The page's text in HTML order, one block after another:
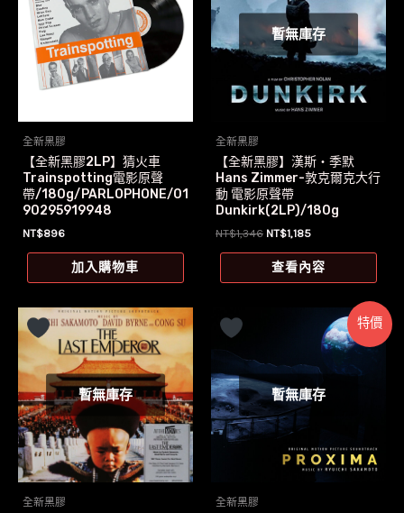
全新黑膠
【全新黑膠2LP】猜火車
Trainspotting電影原聲
帶/180g/PARLOPHONE/01
90295919948
NT$896
加入購物車
暫無庫存
全新黑膠
【全新黑膠】漢斯‧季默
Hans Zimmer-敦克爾克大行
動 電影原聲帶
Dunkirk(2LP)/180g
NT$1,346 原
價
格：
NT$1,185目
價
格：
查看內容
暫無庫存
全新黑膠
特價
暫無庫存
全新黑膠